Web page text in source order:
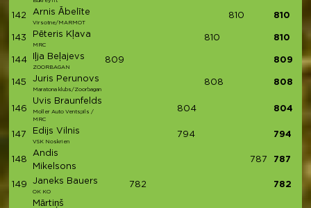
142 Arnis Ābelīte
Virsotne/MARMOT
810 810
143 Pēteris Kļava
MRC
810 810
144 Iļja Beļajevs
ZOORBAGAN
809 809
145 Juris Perunovs
Maratona klubs/Zoorbagan
808 808
146
Uvis Braunfelds
Moller Auto Ventspils /
MRC
804 804
147 Edijs Vilnis
VSK Noskrien
794 794
148
Andis
Mikelsons
787 787
149 Janeks Bauers
OK KO
782 782
Mārtiņš